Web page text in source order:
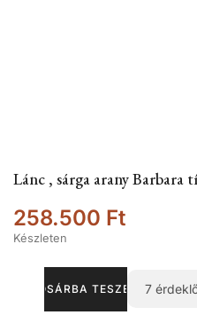
Lánc , sárga arany Barbara
258.500 Ft
Készleten
KOSÁRBA TESZEM 7